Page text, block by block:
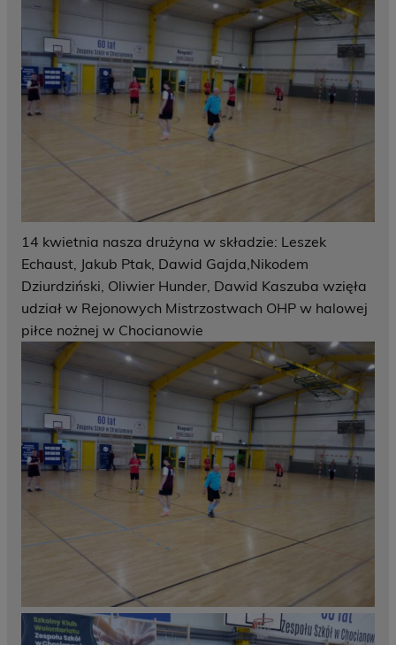
14 kwietnia nasza drużyna w składzie: Leszek
Echaust, Jakub Ptak, Dawid Gajda,Nikodem
Dziurdziński, Oliwier Hunder, Dawid Kaszuba wzięła
udział w Rejonowych Mistrzostwach OHP w halowej
piłce nożnej w Chocianowie